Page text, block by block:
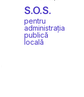
S.O.S.
pentru
administrația
publică
locală